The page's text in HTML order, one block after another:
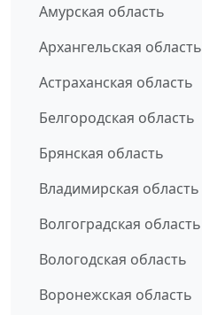
Амурская область
Архангельская область
Астраханская область
Белгородская область
Брянская область
Владимирская область
Волгоградская область
Вологодская область
Воронежская область